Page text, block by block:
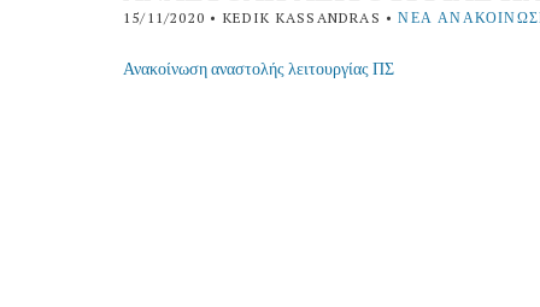
15/11/2020 • KEDIK KASSANDRAS •ΝΈΑ
Ανακοίνωση αναστολής λειτουργίας ΠΣ